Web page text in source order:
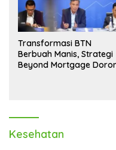
Transformasi BTN
Berbuah Manis, Strategi
Beyond Mortgage
Kesehatan